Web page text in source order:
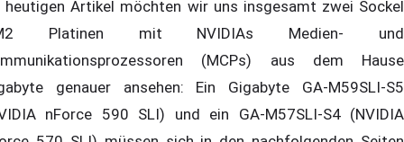
heutigen Artikel möchten wir uns insgesamt zwei Sockel
Platinen mit NVIDIAs Medien- und
(MCPs) aus dem Hause
genauer ansehen: Ein Gigabyte GA-M59SLI-S5
nForce 590 SLI) und ein GA-M57SLI-S4 (NVIDIA